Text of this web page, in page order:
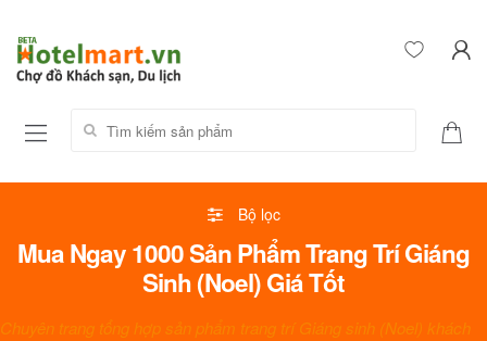
Tìm kiếm sản phẩm:
Bộ lọc
Mua Ngay 1000 Sản Phẩm Trang Trí Giáng
Sinh (Noel) Giá Tốt
Chuyên trang tổng hợp sản phẩm trang trí Giáng sinh (Noel) khách